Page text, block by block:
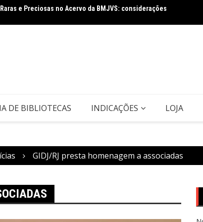
Ciência da Informação: conceito e tipologia com vistas à
Leis
DE BIBLIOTECAS INDICAÇÕES LOJA
GIDJ/RJ presta homenagem a associadas